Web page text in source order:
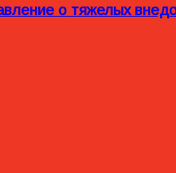
о тяжелых